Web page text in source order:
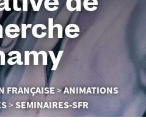
de
FRANÇAISE
ANIMATIONS
SEMINAIRES-SFR